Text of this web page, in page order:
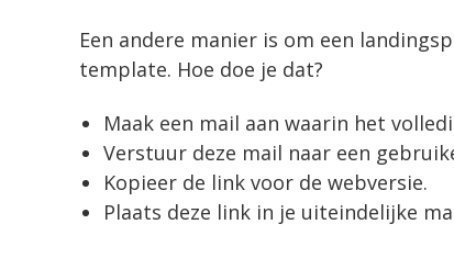
Een andere manier is om een
template. Hoe doe je dat?
Maak een mail aan waarin het
Verstuur deze mail naar een
Kopieer de link voor de webversie.
Plaats deze link in je uiteindelijke